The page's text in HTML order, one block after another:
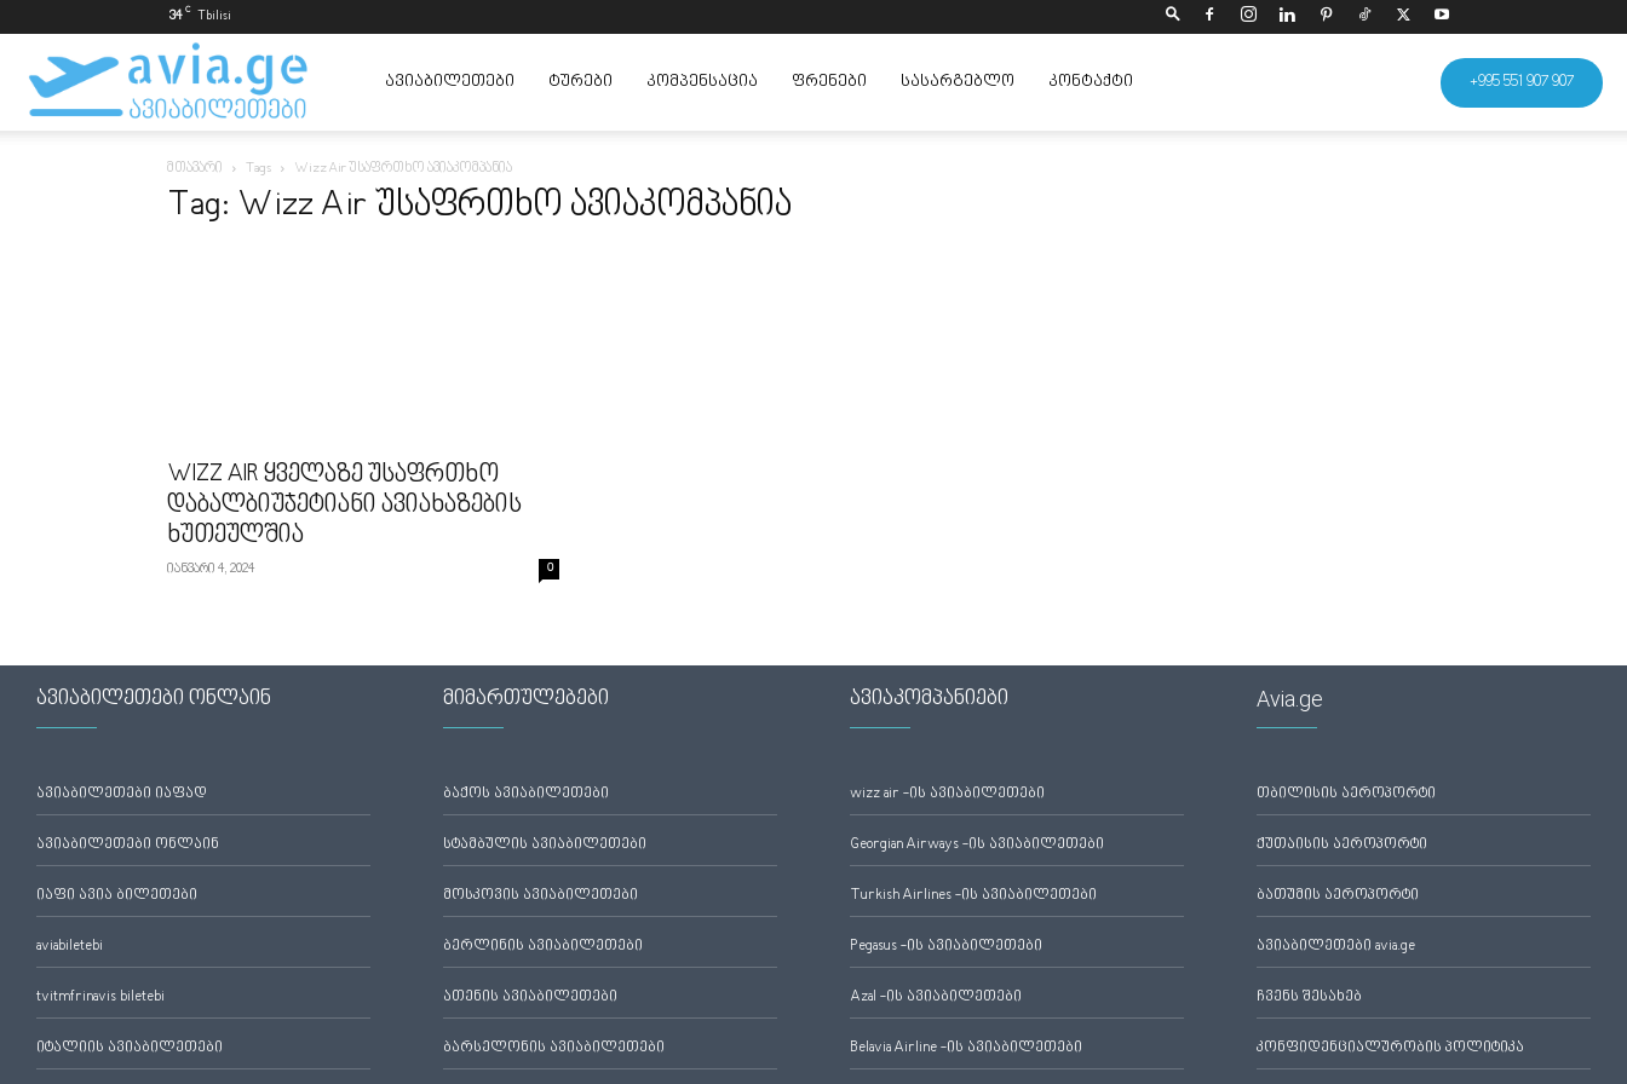
34 C Tbilisi
+995 551 907 907
ავიაბილეთები
ყველაზე
ᲐᲕᲘᲐᲑᲘᲚᲔᲗᲔᲑᲘ ᲢᲣᲠᲔᲑᲘ ᲙᲝᲛᲞᲔᲜᲡᲐᲪᲘᲐ ᲤᲠᲔᲜᲔᲑᲘ ᲡᲐᲡᲐᲠᲒᲔᲑᲚᲝ ᲙᲝᲜᲢᲐᲥᲢᲘ
მთავარი Tags Wizz Air უსაფრთხო ავიაკომპანია
Tag: Wizz Air უსაფრთხო ავიაკომპანია
WIZZ AIR ყველაზე უსაფრთხო
დაბალბიუჯეტიანი ავიახაზების
ხუთეულშია
იანვარი 4, 2024 0
ავიაბილეთები ონლაინ
ავიაბილეთები იაფად
ავიაბილეთები ონლაინ
იაფი ავია ბილეთები
aviabiletebi
tvitmfrinavis biletebi
იტალიის ავიაბილეთები
მიმართულებები
ბაქოს ავიაბილეთები
სტამბულის ავიაბილეთები
მოსკოვის ავიაბილეთები
ბერლინის ავიაბილეთები
ათენის ავიაბილეთები
ბარსელონის ავიაბილეთები
ავიაკომპანიები
wizz air -ის ავიაბილეთები
Georgian Airways -ის ავიაბილეთები
Turkish Airlines -ის ავიაბილეთები
Pegasus -ის ავიაბილეთები
Azal -ის ავიაბილეთები
Belavia Airline -ის ავიაბილეთები
Avia.ge
თბილისის აეროპორტი
ქუთაისის აეროპორტი
ბათუმის აეროპორტი
ავიაბილეთები avia.ge
ჩვენს შესახებ
კონფიდენციალურობის პოლიტიკა